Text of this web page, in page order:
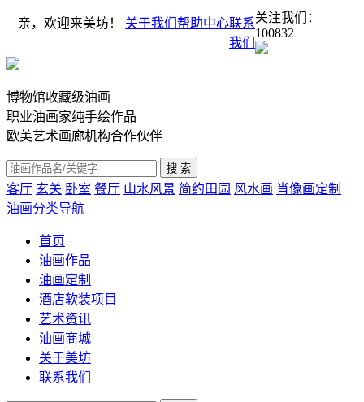
亲，欢迎来美坊！ 关于我们 帮助中心联系
我们
关注我们：
100832
博物馆收藏级油画
职业油画家纯手绘作品
欧美艺术画廊机构合作伙伴
客厅 玄关 卧室 餐厅 山水风景 简约田园 风水画 肖像画定制
油画分类导航
首页
油画作品
油画定制
酒店软装项目
艺术资讯
油画商城
关于美坊
联系我们